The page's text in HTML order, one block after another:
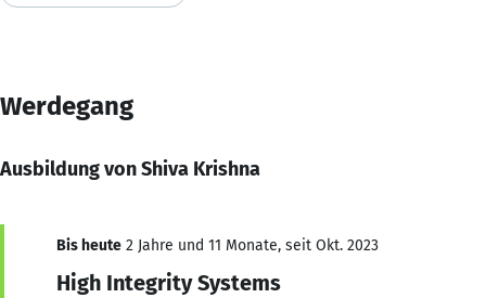
Werdegang
Ausbildung von Shiva Krishna
Bis heute 2 Jahre und 11 Monate, seit Okt. 2023
High Integrity Systems